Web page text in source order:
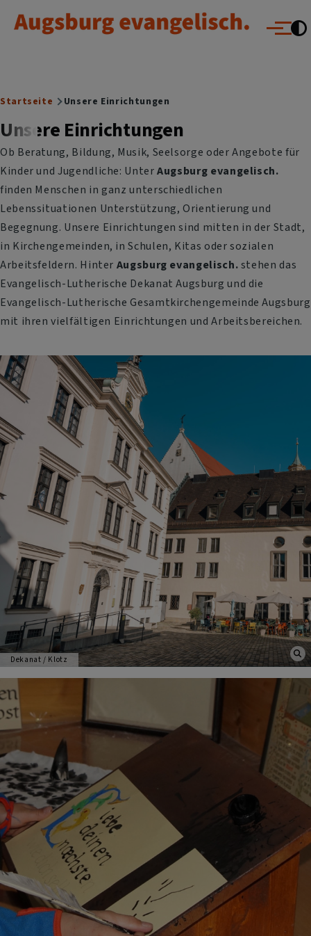
Augsburg evangelisch.
Menü
Breadcrumb
Startseite Unsere Einrichtungen
Unsere Einrichtungen
Ob Beratung, Bildung, Musik, Seelsorge oder Angebote für
Kinder und Jugendliche: UnterAugsburg evangelisch.
finden Menschen in ganz unterschiedlichen
Lebenssituationen Unterstützung, Orientierung und
Begegnung. Unsere Einrichtungen sind mitten in der Stadt,
in Kirchengemeinden, in Schulen, Kitas oder sozialen
Arbeitsfeldern. Hinter Augsburg evangelisch.stehen das
Evangelisch-Lutherische Dekanat Augsburg und die
Evangelisch-Lutherische Gesamtkirchengemeinde Augsburg
mit ihren vielfältigen Einrichtungen und Arbeitsbereichen.
Dekanat / Klotz